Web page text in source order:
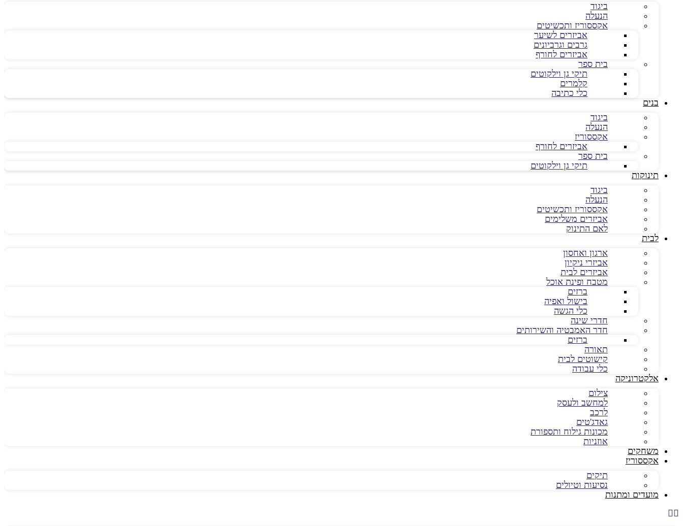
ביגוד
הנעלה
אקססוריז ותכשיטים
אביזרים לשיער
גרבים וגרביונים
אביזרים לחורף
בית ספר
תיקי גן וילקוטים
קלמרים
כלי כתיבה
בנים
ביגוד
הנעלה
אקססוריז
אביזרים לחורף
בית ספר
תיקי גן וילקוטים
תינוקות
ביגוד
הנעלה
אקססוריז ותכשיטים
אביזרים משלימים
לאם התינוק
לבית
ארגון ואחסון
אביזרי ניקיון
אביזרים לבית
מטבח ופינת אוכל
ברזים
בישול ואפיה
כלי הגשה
חדרי שינה
חדר האמבטיה והשירותים
ברזים
תאורה
קישוטים לבית
כלי עבודה
אלקטרוניקה
צילום
למחשב ולעסק
לרכב
גאדג'טים
מכונות גילוח ותספורת
אוזניות
משחקים
אקססוריז
תיקים
נסיעות וטיולים
מועדים ומתנות